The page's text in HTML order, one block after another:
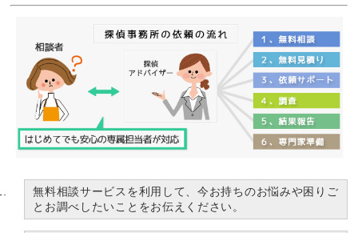
無料相談サービスを利用して、今お持ちのお悩みや困りご
とお調べしたいことをお伝えください。